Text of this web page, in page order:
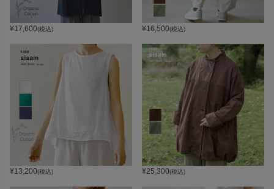
¥17,600(税込) ¥16,500(税込)
¥13,200(税込) ¥25,300(税込)